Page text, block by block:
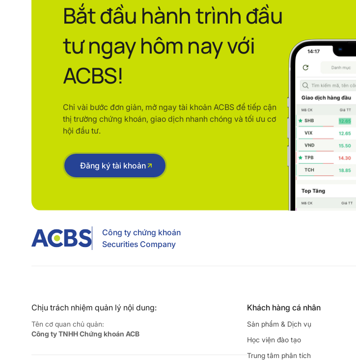
Bắt đầu hành trình đầu
tư ngay hôm nay với
ACBS!
Chỉ vài bước đơn giản, mở ngay tài khoản ACBS để tiếp cận
thị trường chứng khoán, giao dịch nhanh chóng và tối ưu cơ
hội đầu tư.
Đăng ký tài khoản
Công ty chứng khoán
Securities Company
Chịu trách nhiệm quản lý nội dung:
Tên cơ quan chủ quản:
Công ty TNHH Chứng khoán ACB
Khách hàng cá nhân
Sản phẩm & Dịch vụ
Học viện đào tạo
Trung tâm phân tích